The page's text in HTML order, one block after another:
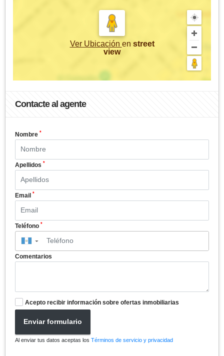
Ver Ubicación en street
view
Contacte al agente
Nombre *
Apellidos *
Email *
Teléfono *
▼
Comentarios
Acepto recibir información sobre ofertas inmobiliarias
Enviar formulario
Al enviar tus datos aceptas los Términos de servicio y privacidad